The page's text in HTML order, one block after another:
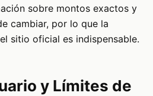
sobre montos exactos y
cambiar, por lo que la
sitio oficial es indispensable.
y Límites de